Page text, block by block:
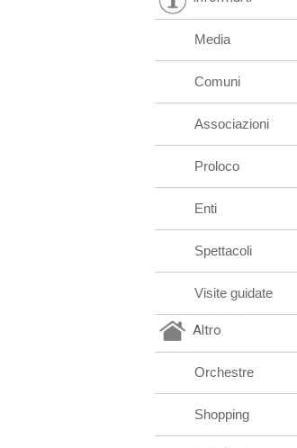
Media
Comuni
Associazioni
Proloco
Enti
Spettacoli
Visite guidate
Altro
Orchestre
Shopping